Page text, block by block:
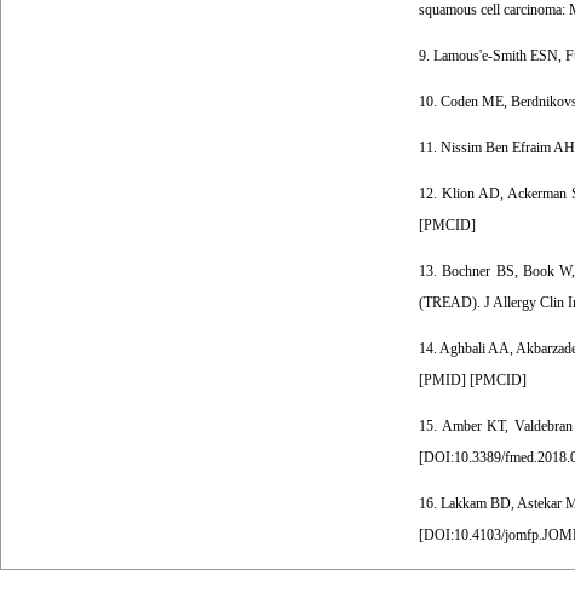
squamous cell
9. Lamous'e-Smith ESN,
10. Coden ME,
11. Nissim Ben Efraim
12. Klion AD, Ackerman
[PMCID]
13. Bochner BS, Book
(TREAD). J Allergy Clin
14. Aghbali AA,
[PMID] [PMCID]
15. Amber KT,
[DOI:10.3389/
16. Lakkam BD, Astekar
[DOI:10.4103/